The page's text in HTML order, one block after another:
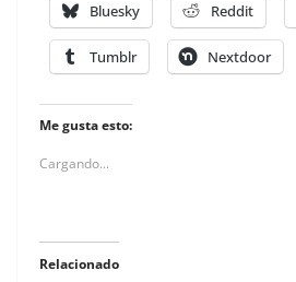
Bluesky Reddit
Tumblr Nextdoor
Me gusta esto:
Cargando...
Relacionado